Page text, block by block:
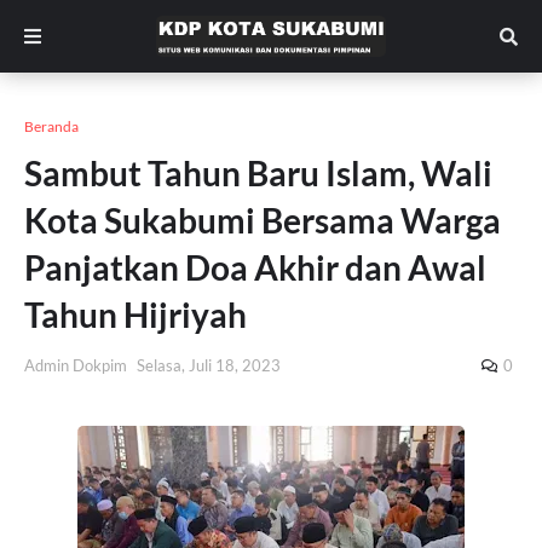
Beranda
Sambut Tahun Baru Islam, Wali
Kota Sukabumi Bersama Warga
Panjatkan Doa Akhir dan Awal
Tahun Hijriyah
Admin Dokpim Selasa, Juli 18, 2023 0